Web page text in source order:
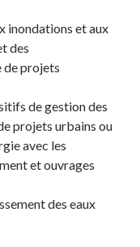
inondations et aux
des
de projets
de gestion des
projets urbains ou
avec les
et ouvrages
des eaux